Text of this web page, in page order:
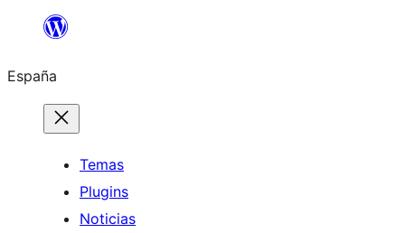
Saltar
contenido
España
Temas
Plugins
Noticias